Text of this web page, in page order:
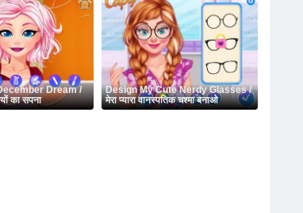
Dream /
का सपना
Design My Cute Nerdy Glasses /
मेरा प्यारा वानस्पतिक चश्मा बनाओ